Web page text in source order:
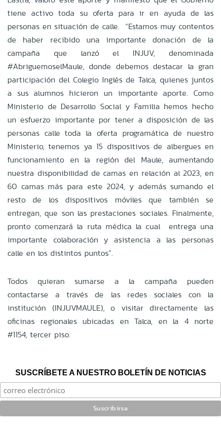
tiene activo toda su oferta para ir en ayuda de las
personas en situación de calle. “Estamos muy contentos
de haber recibido una importante donación de la
campaña que lanzó el INJUV, denominada
#AbriguemoselMaule, donde debemos destacar la gran
participación del Colegio Inglés de Talca, quienes juntos
a sus alumnos hicieron un importante aporte. Como
Ministerio de Desarrollo Social y Familia hemos hecho
un esfuerzo importante por tener a disposición de las
personas calle toda la oferta programática de nuestro
Ministerio, tenemos ya 15 dispositivos de albergues en
funcionamiento en la región del Maule, aumentando
nuestra disponibilidad de camas en relación al 2023, en
60 camas más para este 2024, y además sumando el
resto de los dispositivos móviles que también se
entregan, que son las prestaciones sociales. Finalmente,
pronto comenzará la ruta médica la cual entrega una
importante colaboración y asistencia a las personas
calle en los distintos puntos”.
Todos quieran sumarse a la campaña pueden
contactarse a través de las redes sociales con la
institución (INJUVMAULE), o visitar directamente las
oficinas regionales ubicadas en Talca, en la 4 norte
#1154, tercer piso.
SUSCRÍBETE A NUESTRO BOLETÍN DE NOTICIAS